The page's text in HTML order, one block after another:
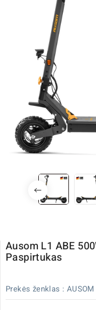
Ausom L1 ABE
Paspirtukas
Prekės ženklas : AUSOM